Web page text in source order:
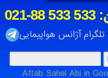
تلگرام آژانس هواپیمایی
Aftab Sahel Abi in